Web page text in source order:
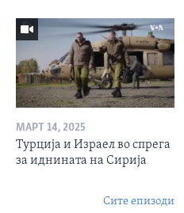
МАРТ 14, 2025
Турција и Израел во спрега
за иднината на Сирија
Сите епизоди